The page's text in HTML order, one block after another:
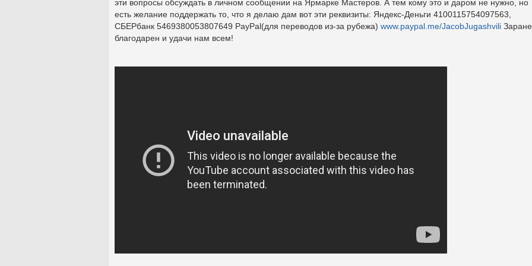
эти вопросы обсуждать в личном сообщении на Ярмарке Мастеров. А тем кому это и даром не нужно, но
есть желание поддержать то, что я делаю дам вот эти реквизиты: Яндекс-Деньги 4100115754097563,
СБЕРбанк 5469380053807649 PayPal(для переводов из-за рубежа) www.paypal.me/JacobJugashvili
благодарен и удачи нам всем!